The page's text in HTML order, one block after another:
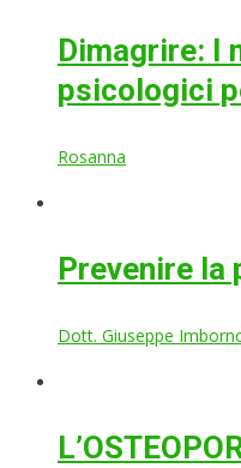
Dimagrire: I
psicologici
Rosanna
Prevenire la
Dott. Giuseppe